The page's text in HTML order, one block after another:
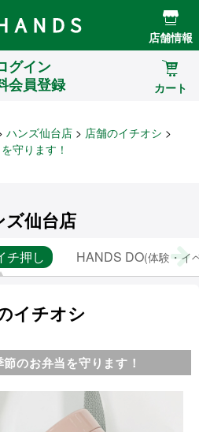
Hands ハンズ
店舗情報
グイン
会員登録
カート
ハンズ仙台店
店舗のイチオシ
守ります！
仙台店
チ押し HANDS DO(体験・イ
イチオシ
節のお弁当を守ります！